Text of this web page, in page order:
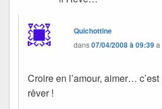
Quichottine
dans07/04/2008 à 09:39a
Croire en l’amour, aimer…
rêver !